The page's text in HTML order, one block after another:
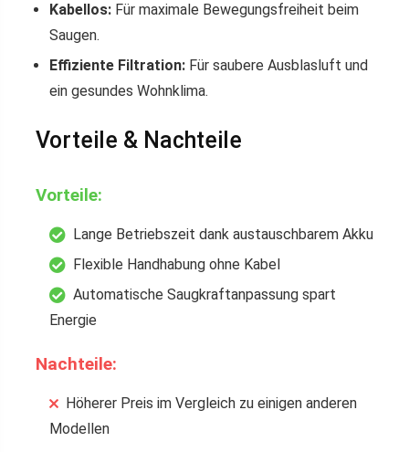
Kabellos: Für maximale Bewegungsfreiheit beim
Saugen.
Effiziente Filtration: Für saubere Ausblasluft und
ein gesundes Wohnklima.
Vorteile & Nachteile
Vorteile:
Lange Betriebszeit dank austauschbarem Akku
Flexible Handhabung ohne Kabel
Automatische Saugkraftanpassung spart
Energie
Nachteile:
Höherer Preis im Vergleich zu einigen anderen
Modellen